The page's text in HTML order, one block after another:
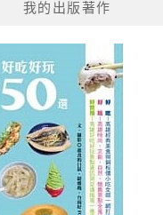
我的出版著作